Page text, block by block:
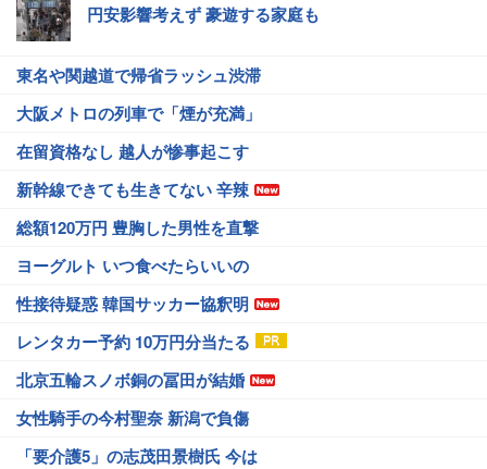
円安影響考えず 豪遊する家庭も
東名や関越道で帰省ラッシュ渋滞
大阪メトロの列車で「煙が充満」
在留資格なし 越人が惨事起こす
新幹線できても生きてない 辛辣
総額120万円 豊胸した男性を直撃
ヨーグルト いつ食べたらいいの
性接待疑惑 韓国サッカー協釈明
レンタカー予約 10万円分当たる
北京五輪スノボ銅の冨田が結婚
女性騎手の今村聖奈 新潟で負傷
「要介護5」の志茂田景樹氏 今は